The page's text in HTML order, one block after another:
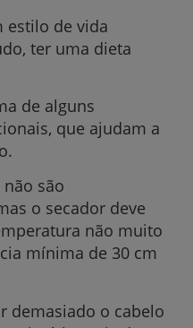
estilo de vida
ter uma dieta
de alguns
que ajudam a
são
o secador deve
não muito
mínima de 30 cm
demasiado o cabelo